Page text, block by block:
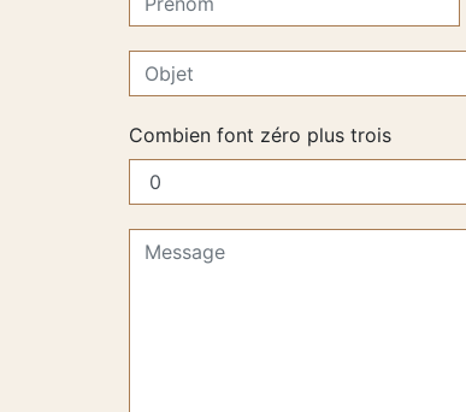
Combien font zéro plus trois